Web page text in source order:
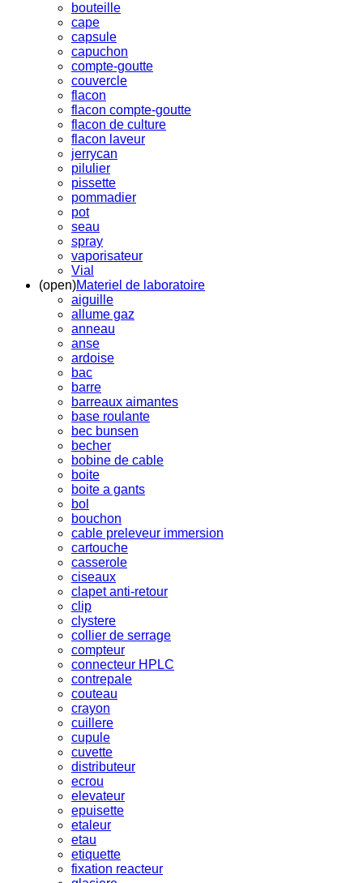
bouteille
cape
capsule
capuchon
compte-goutte
couvercle
flacon
flacon compte-goutte
flacon de culture
flacon laveur
jerrycan
pilulier
pissette
pommadier
pot
seau
spray
vaporisateur
Vial
(open)Materiel de laboratoire
aiguille
allume gaz
anneau
anse
ardoise
bac
barre
barreaux aimantes
base roulante
bec bunsen
becher
bobine de cable
boite
boite a gants
bol
bouchon
cable preleveur immersion
cartouche
casserole
ciseaux
clapet anti-retour
clip
clystere
collier de serrage
compteur
connecteur HPLC
contrepale
couteau
crayon
cuillere
cupule
cuvette
distributeur
ecrou
elevateur
epuisette
etaleur
etau
etiquette
fixation reacteur